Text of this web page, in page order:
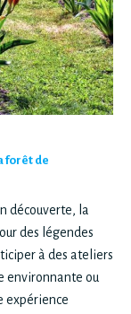
forêt de
découverte, la
des légendes
à des ateliers
environnante ou
expérience